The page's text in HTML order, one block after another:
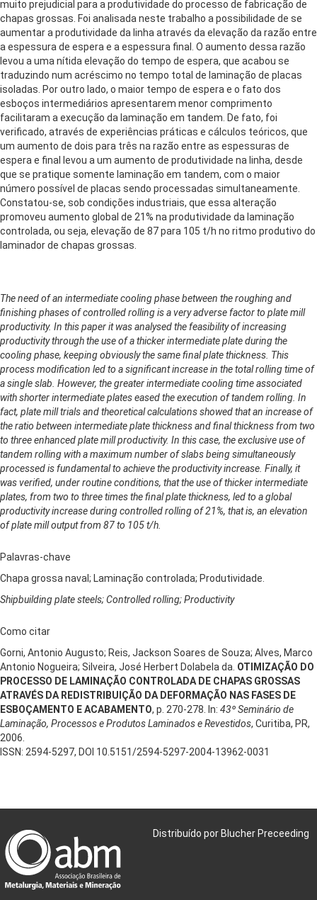
muito prejudicial para a produtividade do processo de fabricação de
chapas grossas. Foi analisada neste trabalho a possibilidade de se
aumentar a produtividade da linha através da elevação da razão entre
a espessura de espera e a espessura final. O aumento dessa razão
levou a uma nítida elevação do tempo de espera, que acabou se
traduzindo num acréscimo no tempo total de laminação de placas
isoladas. Por outro lado, o maior tempo de espera e o fato dos
esboços intermediários apresentarem menor comprimento
facilitaram a execução da laminação em tandem. De fato, foi
verificado, através de experiências práticas e cálculos teóricos, que
um aumento de dois para três na razão entre as espessuras de
espera e final levou a um aumento de produtividade na linha, desde
que se pratique somente laminação em tandem, com o maior
número possível de placas sendo processadas simultaneamente.
Constatou-se, sob condições industriais, que essa alteração
promoveu aumento global de 21% na produtividade da laminação
controlada, ou seja, elevação de 87 para 105 t/h no ritmo produtivo do
laminador de chapas grossas.
The need of an intermediate cooling phase between the roughing and
finishing phases of controlled rolling is a very adverse factor to plate mill
productivity. In this paper it was analysed the feasibility of increasing
productivity through the use of a thicker intermediate plate during the
cooling phase, keeping obviously the same final plate thickness. This
process modification led to a significant increase in the total rolling time of
a single slab. However, the greater intermediate cooling time associated
with shorter intermediate plates eased the execution of tandem rolling. In
fact, plate mill trials and theoretical calculations showed that an increase of
the ratio between intermediate plate thickness and final thickness from two
to three enhanced plate mill productivity. In this case, the exclusive use of
tandem rolling with a maximum number of slabs being simultaneously
processed is fundamental to achieve the productivity increase. Finally, it
was verified, under routine conditions, that the use of thicker intermediate
plates, from two to three times the final plate thickness, led to a global
productivity increase during controlled rolling of 21%, that is, an elevation
of plate mill output from 87 to 105 t/h.
Palavras-chave
Chapa grossa naval; Laminação controlada; Produtividade.
Shipbuilding plate steels; Controlled rolling; Productivity
Como citar
Gorni, Antonio Augusto; Reis, Jackson Soares de Souza; Alves, Marco
Antonio Nogueira; Silveira, José Herbert Dolabela da. OTIMIZAÇÃO DO
PROCESSO DE LAMINAÇÃO CONTROLADA DE CHAPAS GROSSAS
ATRAVÉS DA REDISTRIBUIÇÃO DA DEFORMAÇÃO NAS FASES DE
ESBOÇAMENTO E ACABAMENTO, p. 270-278. In: 43º Seminário de
Laminação, Processos e Produtos Laminados e Revestidos, Curitiba, PR,
2006.
ISSN: 2594-5297, DOI 10.5151/2594-5297-2004-13962-0031
Distribuído por Blucher Preceeding